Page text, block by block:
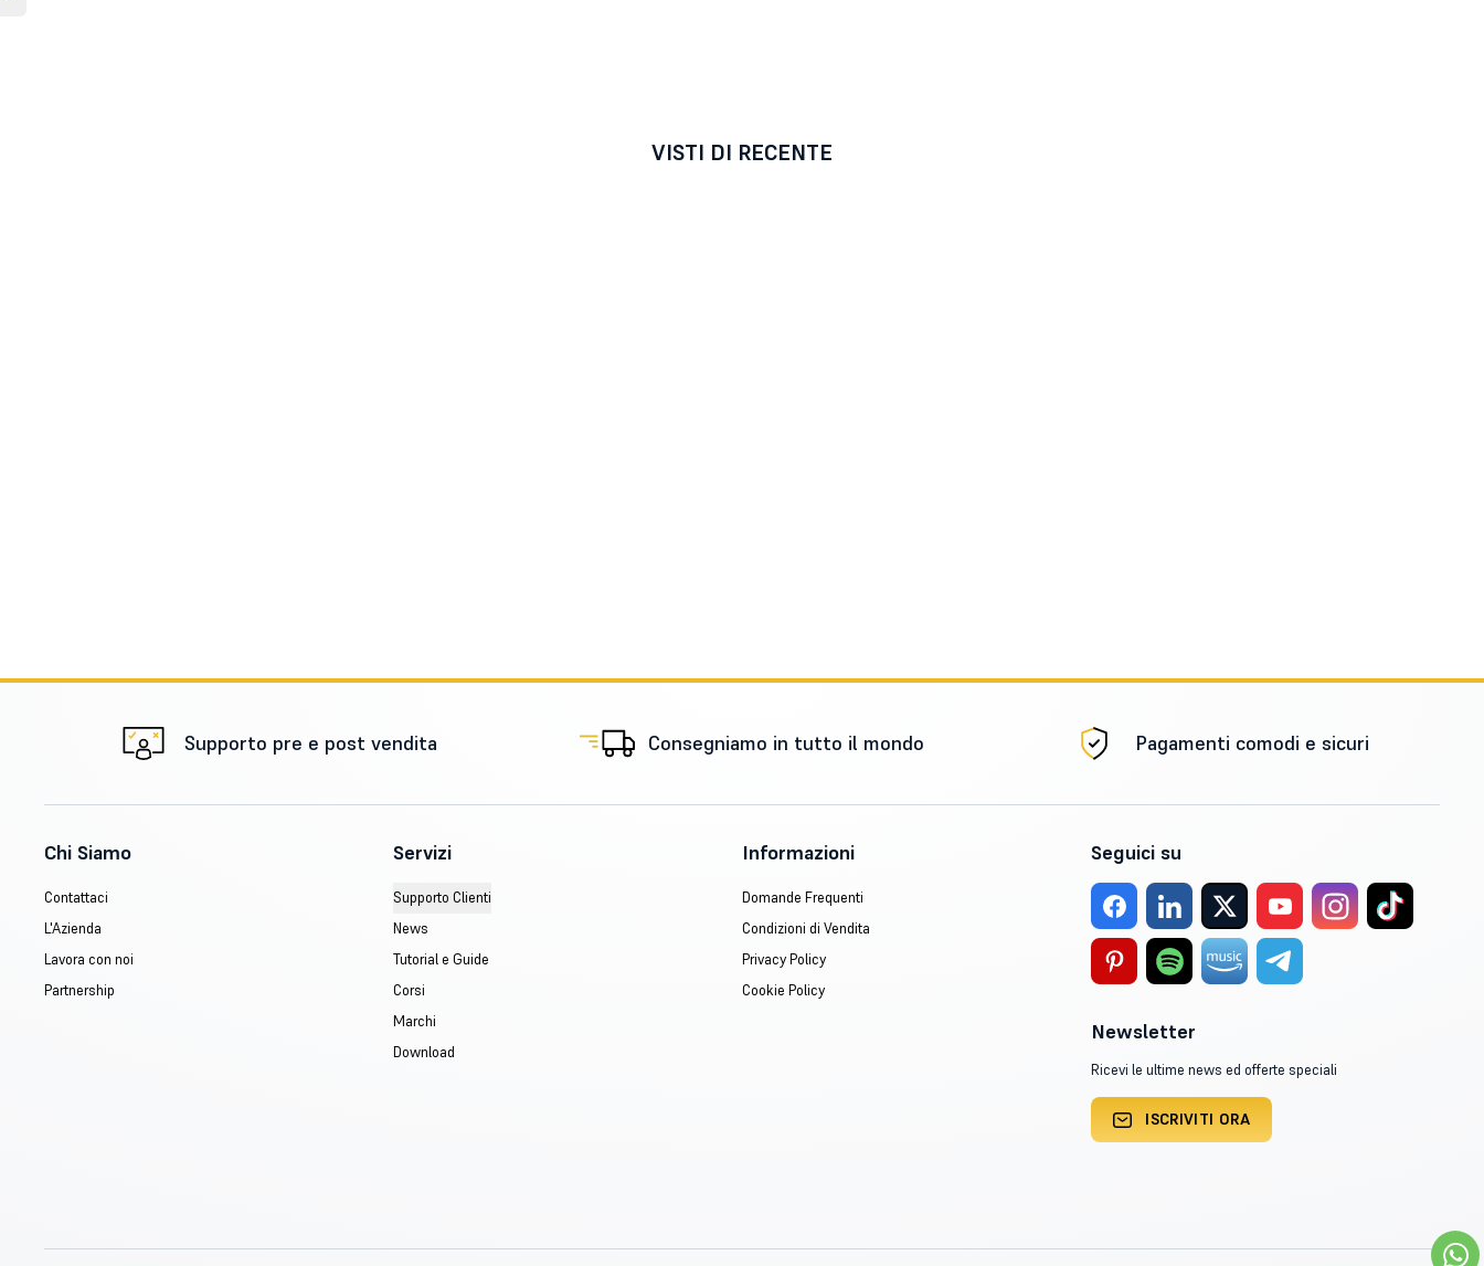
VISTI DI RECENTE
Supporto pre e post vendita Consegniamo in tutto il mondo Pagamenti comodi e sicuri
Chi Siamo
Contattaci
L'Azienda
Lavora con noi
Partnership
Servizi
Supporto Clienti
News
Tutorial e Guide
Corsi
Marchi
Download
Informazioni
Domande Frequenti
Condizioni di Vendita
Privacy Policy
Cookie Policy
Seguici su
Newsletter
Ricevi le ultime news ed offerte speciali
ISCRIVITI ORA